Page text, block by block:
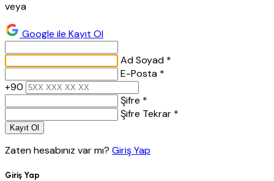
veya
Google ile Kayıt Ol
Ad Soyad *
E-Posta *
+90
Şifre *
Şifre Tekrar *
Kayıt Ol
Zaten hesabınız var mı? Giriş Yap
Giriş Yap